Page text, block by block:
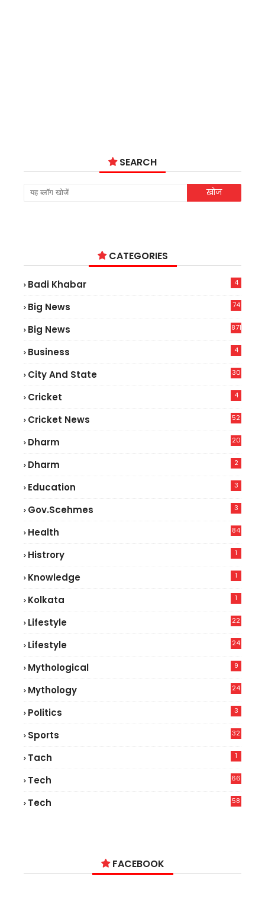
SEARCH
CATEGORIES
Badi Khabar 4
Big News
74
Big News 871
Business 4
City And State 30
Cricket 4
Cricket News
52
Dharm 20
Dharm 2
Education 3
Gov.scehmes 3
Health
84
Histrory 1
Knowledge 1
Kolkata 1
Lifestyle
22
Lifestyle
24
Mythological 9
Mythology 24
Politics 3
Sports 32
Tach 1
Tech
66
Tech
58
FACEBOOK